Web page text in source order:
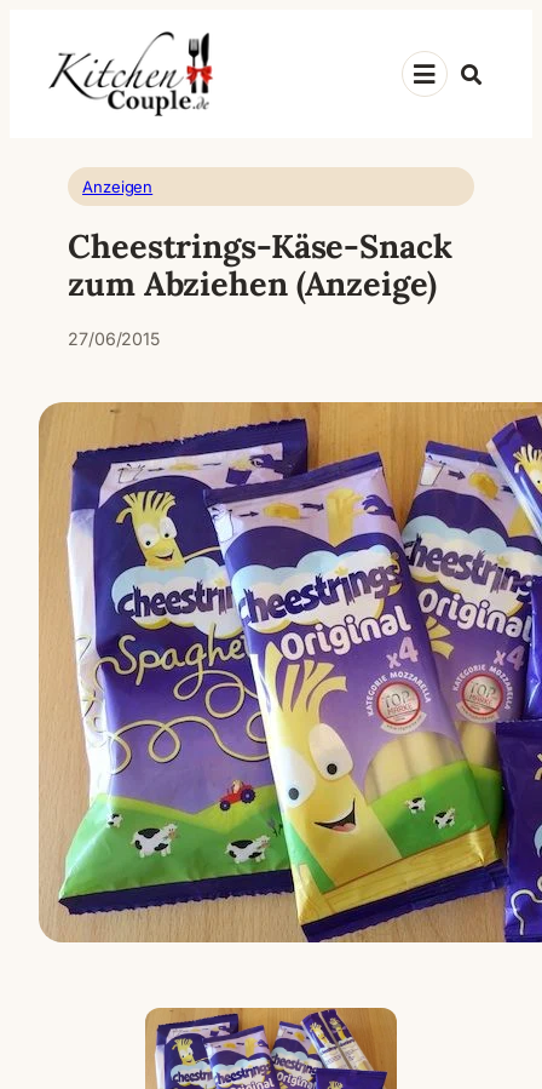
springen
Suche
Anzeigen
Cheestrings-Käse-Snack
zum Abziehen (Anzeige)
27/06/2015